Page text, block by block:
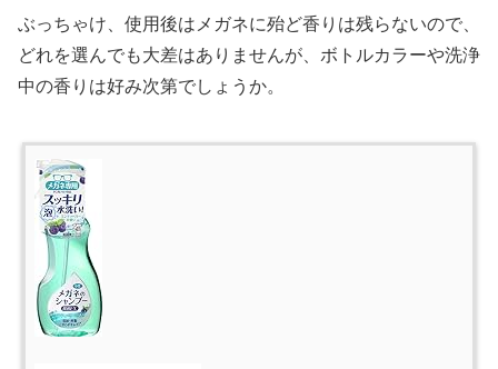
ぶっちゃけ、使用後はメガネに殆ど香りは残らないので、
どれを選んでも大差はありませんが、ボトルカラーや洗浄
中の香りは好み次第でしょうか。